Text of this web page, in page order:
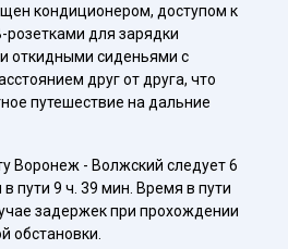
кондиционером, доступом к
розетками для зарядки
откидными сиденьями с
друг от друга, что
путешествие на дальние
Воронеж - Волжский следует 6
пути 9 ч. 39 мин. Время в пути
задержек при прохождении
обстановки.